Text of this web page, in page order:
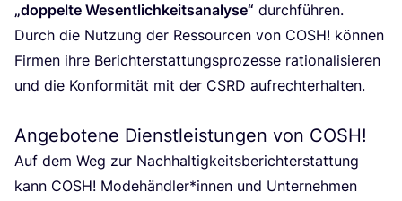
„dop­pel­te Wesent­lich­keits­ana­ly­se“ durch­füh­ren.
Durch die Nut­zung der Res­sour­cen von COSH! kön­nen
Fir­men ihre Bericht­erstat­tungs­pro­zes­se ratio­na­li­sie­ren
und die Kon­for­mi­tät mit der CSRD auf­recht­erhal­ten.
Angebotene Dienstleistungen von COSH!
Auf dem Weg zur Nach­hal­tig­keits­be­richt­erstat­tung
kann COSH! Modehändler*innen und Unter­neh­men